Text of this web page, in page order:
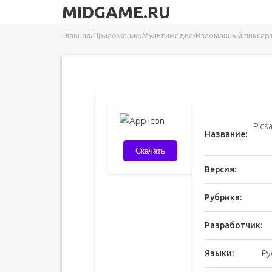
MIDGAME.RU
Главная›Приложение›Мультимедиа›Взломанный
Скачать
Название:
Версия:
Рубрика:
Разработчик:
Языки: